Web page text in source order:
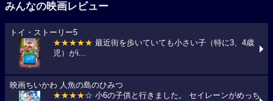
みんなの映画レビュー
トイ・ストーリー5
★★★★★ 最近街を歩いていても小さい子（特に3、4歳
児）がi...
映画ちいかわ 人魚の島のひみつ
★★★★☆ 小6の子供と行きました。 セイレーンがめっち